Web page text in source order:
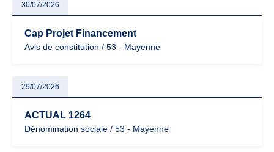
30/07/2026
Cap Projet Financement
Avis de constitution / 53 - Mayenne
29/07/2026
ACTUAL 1264
Dénomination sociale / 53 - Mayenne